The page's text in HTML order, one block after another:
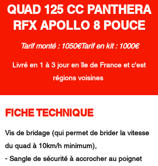
QUAD 125 CC PANTHERA
RFX APOLLO 8 POUCE
Tarif monté : 1050€Tarif en kit : 1000€
Livré en 1 à 3 jour en île de France et c'est
régions voisines
FICHE TECHNIQUE
Vis de bridage (qui permet de brider la vitesse
du quad à 10km/h minimum),
- Sangle de sécurité à accrocher au poignet